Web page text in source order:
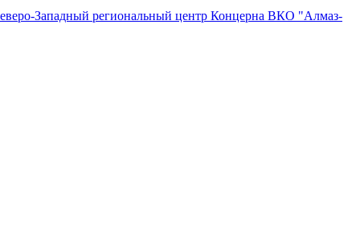
Западный региональный центр Концерна ВКО "Алмаз-